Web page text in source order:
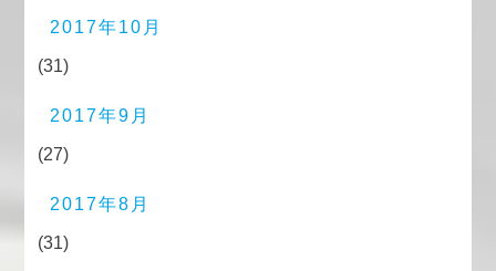
2017年10月
(31)
2017年9月
(27)
2017年8月
(31)